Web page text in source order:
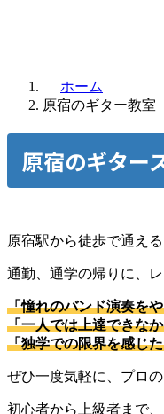
ホーム
原宿のギター教室
原宿のギター
原宿駅から徒歩で通え
通勤、通学の帰りに、
「憧れのバンド演奏を
「一人では上達できな
「独学での限界を感じ
ぜひ一度気軽に、プロ
初心者から上級者まで